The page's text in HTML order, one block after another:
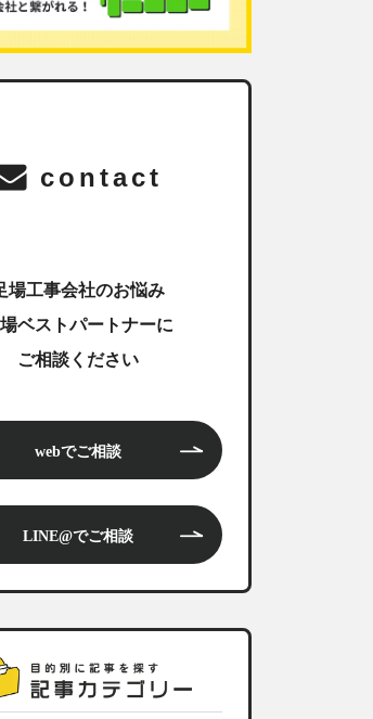
contact
場工事会社のお悩み
ベストパートナーに
ご相談ください
webでご相談
LINE@でご相談